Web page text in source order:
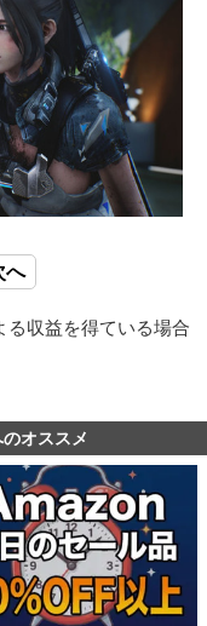
へ
る収益を得ている場合
オススメ